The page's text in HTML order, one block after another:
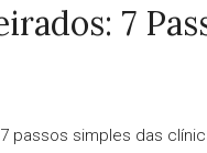
7
simples das